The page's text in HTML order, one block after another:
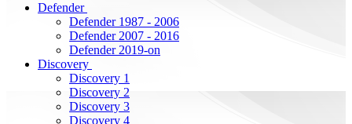
Defender
Defender 1987 - 2006
Defender 2007 - 2016
Defender 2019-on
Discovery
Discovery 1
Discovery 2
Discovery 3
Discovery 4